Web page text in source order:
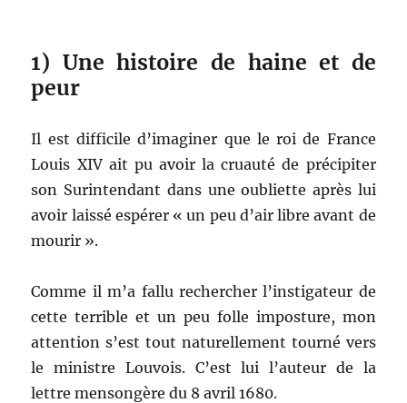
1) Une histoire de haine et de
peur
Il est difficile d’imaginer que le roi de France
Louis XIV ait pu avoir la cruauté de précipiter
son Surintendant dans une oubliette après lui
avoir laissé espérer « un peu d’air libre avant de
mourir ».
Comme il m’a fallu rechercher l’instigateur de
cette terrible et un peu folle imposture, mon
attention s’est tout naturellement tourné vers
le ministre Louvois. C’est lui l’auteur de la
lettre mensongère du 8 avril 1680.